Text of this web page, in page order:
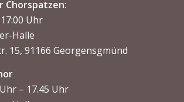
Chorspatzen:
Uhr
Halle
15, 91166 Georgensgmünd
– 17.45 Uhr